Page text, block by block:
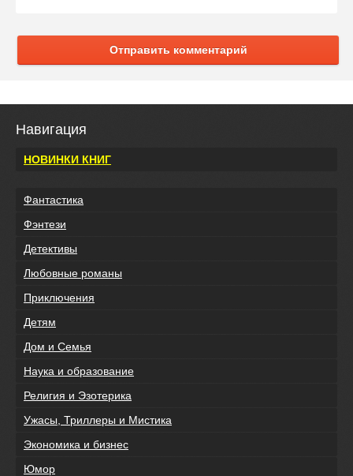
Отправить комментарий
Навигация
НОВИНКИ КНИГ
Фантастика
Фэнтези
Детективы
Любовные романы
Приключения
Детям
Дом и Семья
Наука и образование
Религия и Эзотерика
Ужасы, Триллеры и Мистика
Экономика и бизнес
Юмор